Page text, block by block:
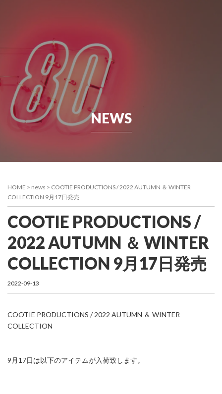
NEWS
HOME > news > COOTIE PRODUCTIONS / 2022 AUTUMN ＆ WINTER
COLLECTION 9月17日発売
COOTIE PRODUCTIONS /
2022 AUTUMN ＆ WINTER
COLLECTION 9月17日発売
2022-09-13
COOTIE PRODUCTIONS / 2022 AUTUMN ＆ WINTER
COLLECTION
9月17日は以下のアイテムが入荷致します。